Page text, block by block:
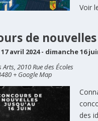
Voir
de
avril 2024- dimanche 16
Arts,2010 Rue des Écoles
+ Google Map
des